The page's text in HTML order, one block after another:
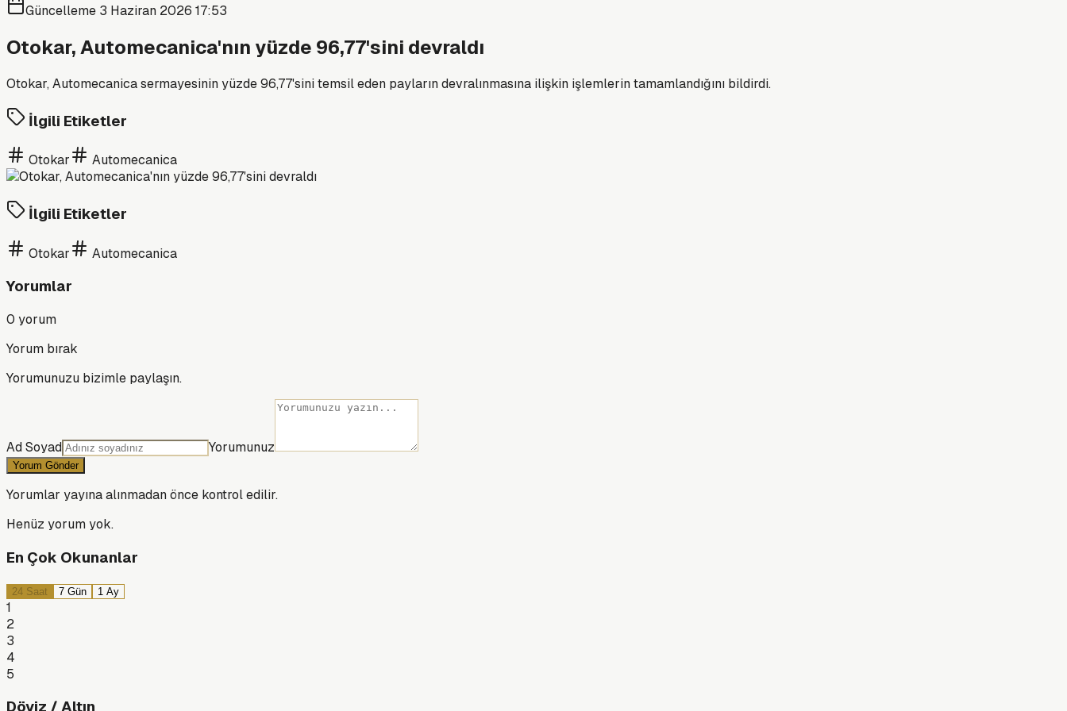
Güncelleme 3 Haziran 2026 17:53
Otokar, Automecanica'nın yüzde 96,77'sini devraldı
Otokar, Automecanica sermayesinin yüzde 96,77'sini temsil eden payların devralınmasına ilişkin işlemlerin tamamlandığını bildirdi.
İlgili Etiketler
Otokar Automecanica
İlgili Etiketler
Otokar Automecanica
Yorumlar
0 yorum
Yorum bırak
Yorumunuzu bizimle paylaşın.
Ad Soyad Yorumunuz
Yorum Gönder
Yorumlar yayına alınmadan önce kontrol edilir.
Henüz yorum yok.
En Çok Okunanlar
24 Saat 7 Gün 1 Ay
1
2
3
4
5
Döviz / Altın